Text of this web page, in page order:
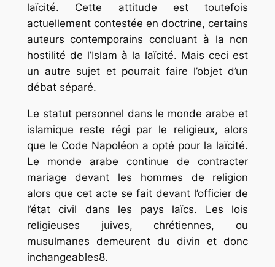
laïcité. Cette attitude est toutefois
actuellement contestée en doctrine, certains
auteurs contemporains concluant à la non
hostilité de l’Islam à la laïcité. Mais ceci est
un autre sujet et pourrait faire l’objet d’un
débat séparé.
Le statut personnel dans le monde arabe et
islamique reste régi par le religieux, alors
que le Code Napoléon a opté pour la laïcité.
Le monde arabe continue de contracter
mariage devant les hommes de religion
alors que cet acte se fait devant l’officier de
l’état civil dans les pays laïcs. Les lois
religieuses juives, chrétiennes, ou
musulmanes demeurent du divin et donc
inchangeables8.